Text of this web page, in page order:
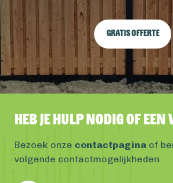
Gratis offerte
Heb je hulp nodig of een
Bezoek onze contactpagina of
volgende contactmogelijkheden